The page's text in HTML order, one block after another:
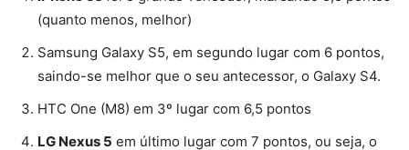
(quanto menos, melhor)
Samsung Galaxy S5, em segundo lugar com 6 pontos,
saindo-se melhor que o seu antecessor, o Galaxy S4.
HTC One (M8) em 3º lugar com 6,5 pontos
LG Nexus 5 em último lugar com 7 pontos, ou seja, o